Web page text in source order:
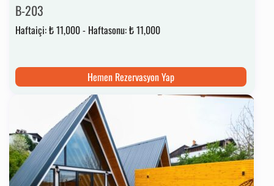
B-203
Haftaiçi:₺ 11,000- Haftasonu:₺ 11,000
Hemen Rezervasyon Yap